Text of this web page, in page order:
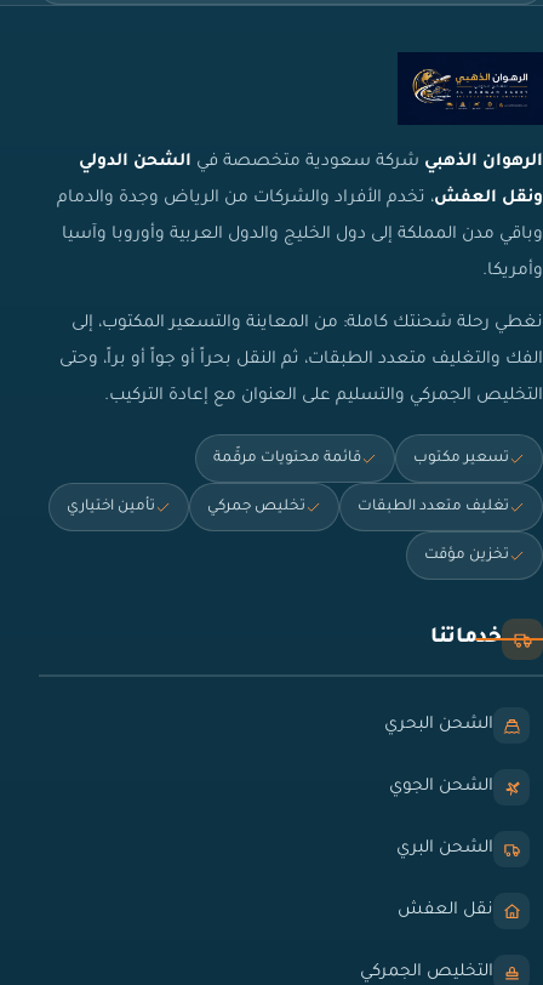
الرهوان الذهبي شركة سعودية متخصصة في الشحن الدولي
ونقل العفش، تخدم الأفراد والشركات من الرياض وجدة والدمام
وباقي مدن المملكة إلى دول الخليج والدول العربية وأوروبا وآسيا
وأمريكا.
نغطي رحلة شحنتك كاملة: من المعاينة والتسعير المكتوب، إلى
الفك والتغليف متعدد الطبقات، ثم النقل بحراً أو جواً أو براً، وحتى
التخليص الجمركي والتسليم على العنوان مع إعادة التركيب.
تسعير مكتوب قائمة محتويات مرقّمة
تغليف متعدد الطبقات تخليص جمركي تأمين اختياري
تخزين مؤقت
خدماتنا
الشحن البحري
الشحن الجوي
الشحن البري
نقل العفش
التخليص الجمركي